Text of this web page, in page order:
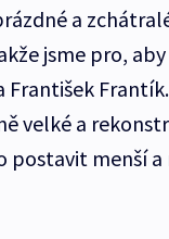
a
jsme pro,
František
velké a
postavit menší